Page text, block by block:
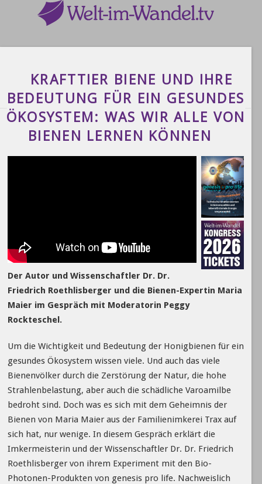
KRAFTTIER BIENE UND IHRE
BEDEUTUNG FÜR EIN GESUNDES
ÖKOSYSTEM: WAS WIR ALLE VON
BIENEN LERNEN KÖNNEN
Der Autor und Wissenschaftler Dr. Dr.
Friedrich Roethlisberger und die Bienen-Expertin Maria
Maier im Gespräch mit Moderatorin Peggy
Rockteschel.
Um die Wichtigkeit und Bedeutung der Honigbienen für ein
gesundes Ökosystem wissen viele. Und auch das viele
Bienenvölker durch die Zerstörung der Natur, die hohe
Strahlenbelastung, aber auch die schädliche Varoamilbe
bedroht sind. Doch was es sich mit dem Geheimnis der
Bienen von Maria Maier aus der Familienimkerei Trax auf
sich hat, nur wenige. In diesem Gespräch erklärt die
Imkermeisterin und der Wissenschaftler Dr. Dr. Friedrich
Roethlisberger von ihrem Experiment mit den Bio-
Photonen-Produkten von genesis pro life. Nachweislich